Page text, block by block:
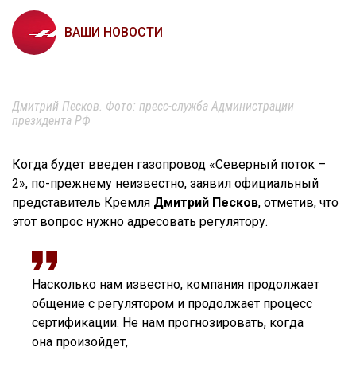
ВАШИ НОВОСТИ
Дмитрий Песков. Фото: пресс-служба Администрации
президента РФ
Когда будет введен газопровод «Северный поток –
2», по-прежнему неизвестно, заявил официальный
представитель Кремля Дмитрий Песков, отметив, что
этот вопрос нужно адресовать регулятору.
Насколько нам известно, компания продолжает
общение с регулятором и продолжает процесс
сертификации. Не нам прогнозировать, когда
она произойдет,